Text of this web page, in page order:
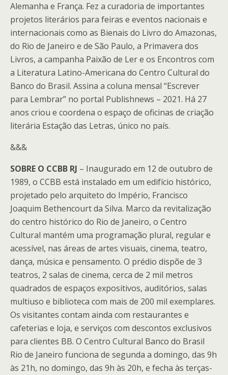
Alemanha e França. Fez a curadoria de importantes
projetos literários para feiras e eventos nacionais e
internacionais como as Bienais do Livro do Amazonas,
do Rio de Janeiro e de São Paulo, a Primavera dos
Livros, a campanha Paixão de Ler e os Encontros com
a Literatura Latino-Americana do Centro Cultural do
Banco do Brasil. Assina a coluna mensal “Escrever
para Lembrar” no portal Publishnews – 2021. Há 27
anos criou e coordena o espaço de oficinas de criação
literária Estação das Letras, único no país.
&&&
SOBRE O CCBB RJ – Inaugurado em 12 de outubro de
1989, o CCBB está instalado em um edifício histórico,
projetado pelo arquiteto do Império, Francisco
Joaquim Bethencourt da Silva. Marco da revitalização
do centro histórico do Rio de Janeiro, o Centro
Cultural mantém uma programação plural, regular e
acessível, nas áreas de artes visuais, cinema, teatro,
dança, música e pensamento. O prédio dispõe de 3
teatros, 2 salas de cinema, cerca de 2 mil metros
quadrados de espaços expositivos, auditórios, salas
multiuso e biblioteca com mais de 200 mil exemplares.
Os visitantes contam ainda com restaurantes e
cafeterias e loja, e serviços com descontos exclusivos
para clientes BB. O Centro Cultural Banco do Brasil
Rio de Janeiro funciona de segunda a domingo, das 9h
às 21h, no domingo, das 9h às 20h, e fecha às terças-